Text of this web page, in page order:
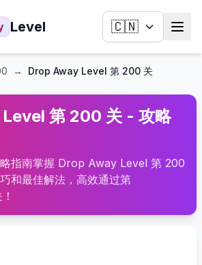
Level 🇨🇳
→ Drop Away Level 第 200 关
第 200 关 - 攻略
指南掌握 Drop Away Level 第 200
和最佳解法，高效通过第